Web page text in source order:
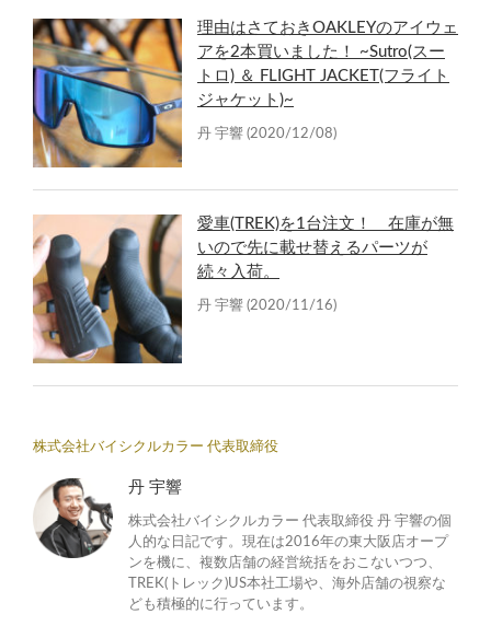
理由はさておきOAKLEYのアイウェ
アを2本買いました！ ~Sutro(スー
トロ) ＆ FLIGHT JACKET(フライト
ジャケット)~
丹 宇響 (2020/12/08)
愛車(TREK)を1台注文！ 在庫が無
いので先に載せ替えるパーツが
続々入荷。
丹 宇響 (2020/11/16)
株式会社バイシクルカラー 代表取締役
丹 宇響
株式会社バイシクルカラー 代表取締役 丹 宇響の個
人的な日記です。現在は2016年の東大阪店オープ
ンを機に、複数店舗の経営統括をおこないつつ、
TREK(トレック)US本社工場や、海外店舗の視察な
ども積極的に行っています。